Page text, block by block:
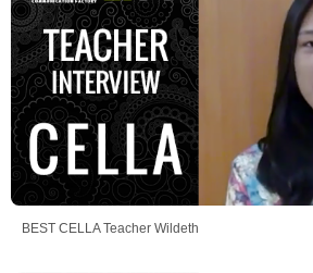
BEST CELLA Teacher Wildeth